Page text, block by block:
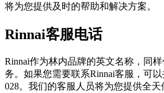
将为您提供及时的帮助和解决方案。
Rinnai客服电话
Rinnai作为林内品牌的英文名称，同
务。如果您需要联系Rinnai客服，可以
028。我们的客服人员将为您提供全